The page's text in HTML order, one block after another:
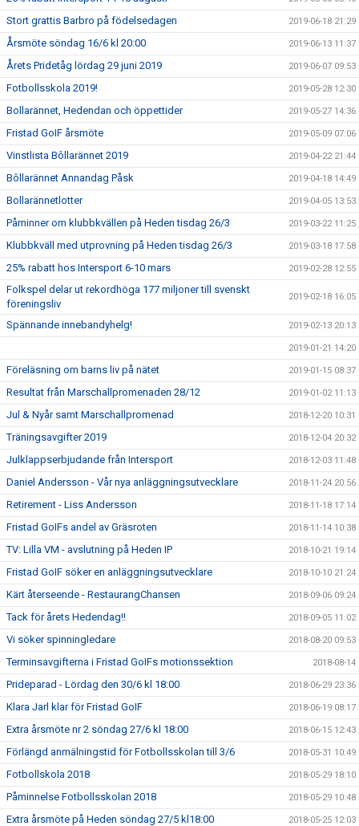
Stort grattis Barbro på födelsedagen 2019-06-18 21:29
Årsmöte söndag 16/6 kl 20:00 2019-06-13 11:37
Årets Pridetåg lördag 29 juni 2019 2019-06-07 09:53
Fotbollsskola 2019! 2019-05-28 12:30
Bollarännet, Hedendan och öppettider 2019-05-27 14:36
Fristad GoIF årsmöte 2019-05-09 07:06
Vinstlista Bôllarännet 2019 2019-04-22 21:44
Bôllarännet Annandag Påsk 2019-04-18 14:49
Bollarännetlotter 2019-04-05 13:53
Påminner om klubbkvällen på Heden tisdag 26/3 2019-03-22 11:25
Klubbkväll med utprovning på Heden tisdag 26/3 2019-03-18 17:58
25% rabatt hos Intersport 6-10 mars 2019-02-28 12:55
Folkspel delar ut rekordhöga 177 miljoner till svenskt
föreningsliv
2019-02-18 16:05
Spännande innebandyhelg! 2019-02-13 20:13
2019-01-21 14:20
Föreläsning om barns liv på nätet 2019-01-15 08:37
Resultat från Marschallpromenaden 28/12 2019-01-02 11:13
Jul & Nyår samt Marschallpromenad 2018-12-20 10:31
Träningsavgifter 2019 2018-12-04 20:32
Julklappserbjudande från Intersport 2018-12-03 11:48
Daniel Andersson - Vår nya anläggningsutvecklare 2018-11-24 20:56
Retirement - Liss Andersson 2018-11-18 17:14
Fristad GoIFs andel av Gräsroten 2018-11-14 10:38
TV: Lilla VM - avslutning på Heden IP 2018-10-21 19:14
Fristad GoIF söker en anläggningsutvecklare 2018-10-10 21:24
Kärt återseende - RestaurangChansen 2018-09-06 09:24
Tack för årets Hedendag!! 2018-09-05 11:02
Vi söker spinningledare 2018-08-20 09:53
Terminsavgifterna i Fristad GoIFs motionssektion 2018-08-14
Prideparad - Lördag den 30/6 kl 18:00 2018-06-29 23:36
Klara Jarl klar för Fristad GoIF 2018-06-19 08:17
Extra årsmöte nr 2 söndag 27/6 kl 18:00 2018-06-15 12:43
Förlängd anmälningstid för Fotbollsskolan till 3/6 2018-05-31 10:49
Fotbollskola 2018 2018-05-29 18:10
Påminnelse Fotbollsskolan 2018 2018-05-29 10:48
Extra årsmöte på Heden söndag 27/5 kl18:00 2018-05-25 12:03